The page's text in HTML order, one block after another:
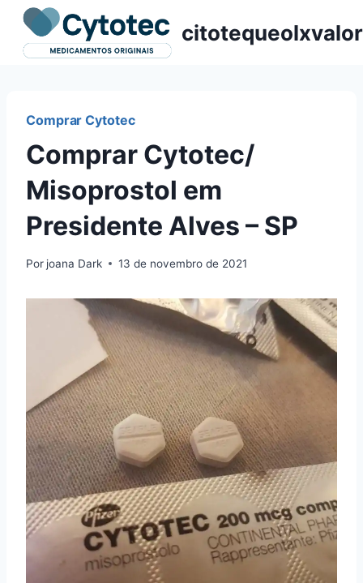
Pular
para
citotequeolxvalor
Comprar Cytotec
Comprar Cytotec/
Misoprostol em
Presidente Alves – SP
Por joana Dark 13 de novembro de 2021